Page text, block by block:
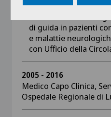
Accertamento
di guida in pazienti
e malattie
con Ufficio della
2005 - 2016
Medico Capo Clinica,
Ospedale Regionale di